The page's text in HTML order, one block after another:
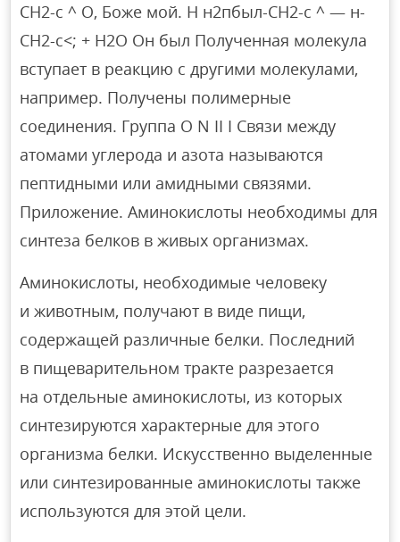
СН2-с ^ О, Боже мой. Н н2пбыл-СН2-с ^ — н-
СН2-с<; + Н2О Он был Полученная молекула
вступает в реакцию с другими молекулами,
например. Получены полимерные
соединения. Группа O N II I Связи между
атомами углерода и азота называются
пептидными или амидными связями.
Приложение. Аминокислоты необходимы для
синтеза белков в живых организмах.
Аминокислоты, необходимые человеку
и животным, получают в виде пищи,
содержащей различные белки. Последний
в пищеварительном тракте разрезается
на отдельные аминокислоты, из которых
синтезируются характерные для этого
организма белки. Искусственно выделенные
или синтезированные аминокислоты также
используются для этой цели.